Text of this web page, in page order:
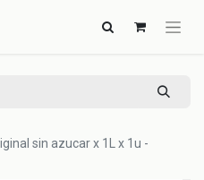
sin azucar x 1L x 1u -